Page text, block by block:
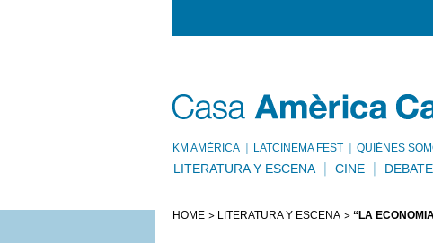
KM AMÈRICA LATCINEMA FEST QUIÉNES
LITERATURA Y ESCENA CINE
HOME LITERATURA Y ESCENA “LA